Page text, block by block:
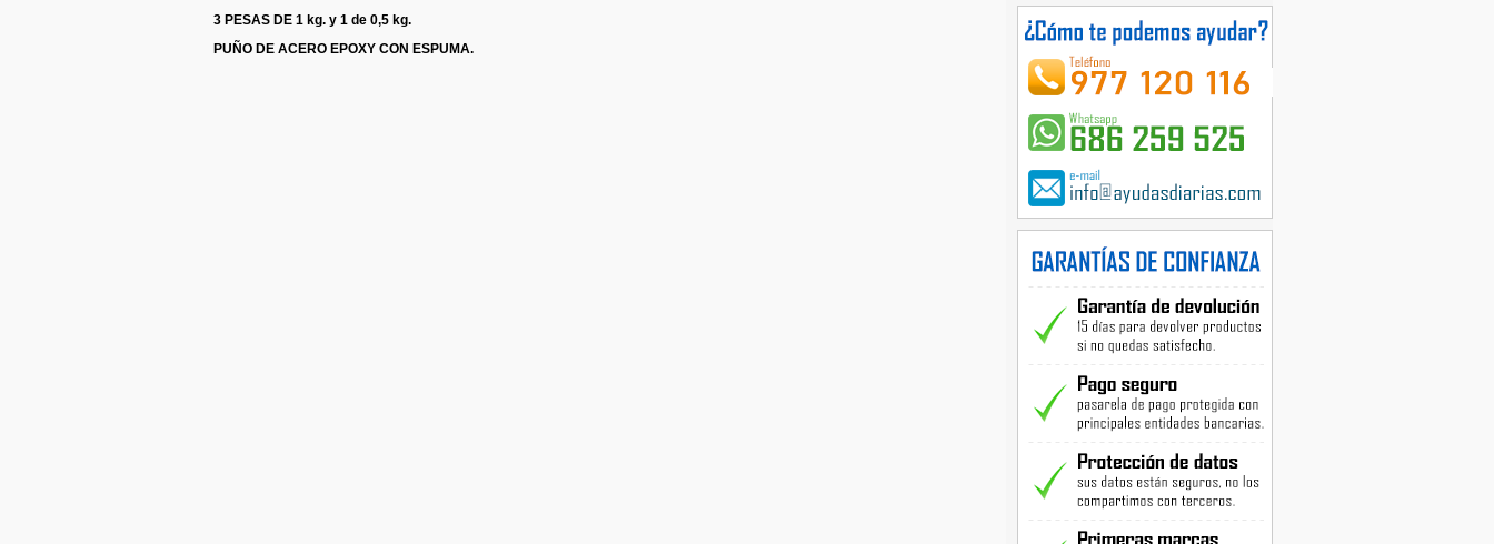
3 PESAS DE 1 kg. y 1 de 0,5 kg.
PUÑO DE ACERO EPOXY CON ESPUMA.